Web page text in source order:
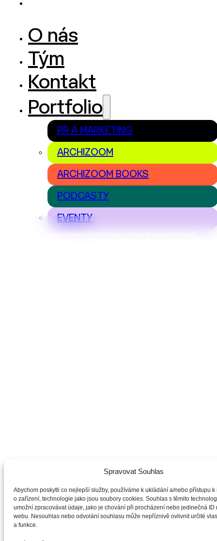
Spravovat Souhlas
Abychom poskytli co nejlepší služby, používáme k ukládání a/nebo přístupu k
o zařízení, technologie jako jsou soubory cookies. Souhlas s těmito
umožní zpracovávat údaje, jako je chování při procházení nebo jedinečná ID
webu. Nesouhlas nebo odvolání souhlasu může nepříznivě ovlivnit určité
a funkce.
Nastavení cookies | Prohlášení o ochraně osobních údajů
O nás
Tým
Kontakt
Portfolio
PR A MARKETING
ARCHIZOOM
ARCHIZOOM BOOKS
PODCASTY
EVENTY